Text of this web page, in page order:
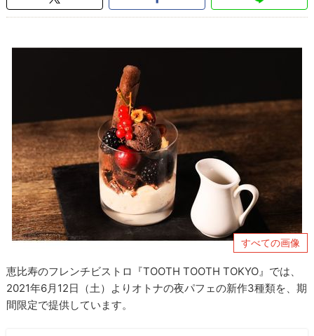
すべての画像
恵比寿のフレンチビストロ『TOOTH TOOTH TOKYO』では、
2021年6月12日（土）よりオトナの夜パフェの新作3種類を、期
間限定で提供しています。